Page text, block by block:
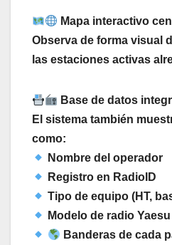
Mapa interactivo
Observa de forma visual
las estaciones activas
Base de datos
El sistema también
como:
Nombre del operador
Registro en RadioID
Tipo de equipo (HT,
Modelo de radio
Banderas de cada